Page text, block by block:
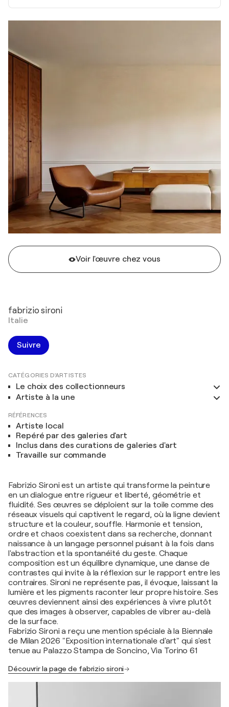
Voir l'œuvre chez vous
fabrizio sironi
Italie
Suivre
CATÉGORIES D'ARTISTES
Le choix des collectionneurs
Artiste à la une
RÉFÉRENCES
Artiste local
Repéré par des galeries d'art
Inclus dans des curations de galeries d'art
Travaille sur commande
Fabrizio Sironi est un artiste qui transforme la peinture
en un dialogue entre rigueur et liberté, géométrie et
fluidité. Ses œuvres se déploient sur la toile comme des
réseaux visuels qui captivent le regard, où la ligne devient
structure et la couleur, souffle. Harmonie et tension,
ordre et chaos coexistent dans sa recherche, donnant
naissance à un langage personnel puisant à la fois dans
l'abstraction et la spontanéité du geste. Chaque
composition est un équilibre dynamique, une danse de
contrastes qui invite à la réflexion sur le rapport entre les
contraires. Sironi ne représente pas, il évoque, laissant la
lumière et les pigments raconter leur propre histoire. Ses
œuvres deviennent ainsi des expériences à vivre plutôt
que des images à observer, capables de vibrer au-delà
de la surface.
Fabrizio Sironi a reçu une mention spéciale à la Biennale
de Milan 2026 "Exposition internationale d'art" qui s'est
tenue au Palazzo Stampa de Soncino, Via Torino 61
Découvrir la page de fabrizio sironi